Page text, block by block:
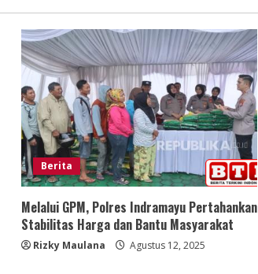
Berita
Melalui GPM, Polres Indramayu Pertahankan
Stabilitas Harga dan Bantu Masyarakat
Rizky Maulana Agustus 12, 2025